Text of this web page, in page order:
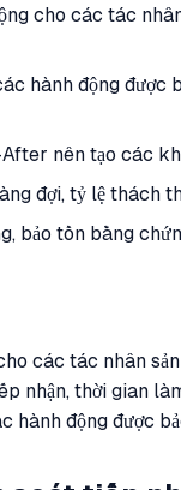
cho các tác
hành động
nên tạo các
đợi, tỷ lệ thách
bảo tồn bằng
các tác nhân
nhận, thời gian
hành động được